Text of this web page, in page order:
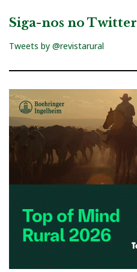
Siga-nos no Twitter
Tweets by @revistarural